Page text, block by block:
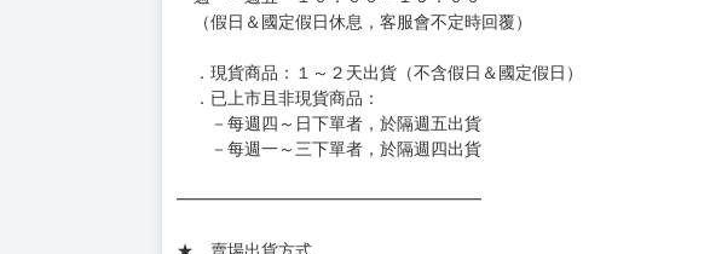
◆日本精品圖像僅供參考，設計及式樣請以實際商品為準，可能有色差。
約發售後1個月-2個月抵台。
◆如遇缺貨或砍單，將另行通知並取消訂單，敬請諒解。
週一～週五 １０：００～１９：００